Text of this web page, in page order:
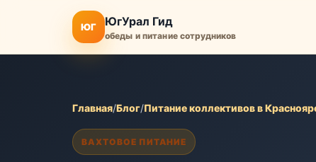
ЮГ ЮгУрал Гид
обеды и питание сотрудников
Главная/Блог/Питание коллективов в
ВАХТОВОЕ ПИТАНИЕ